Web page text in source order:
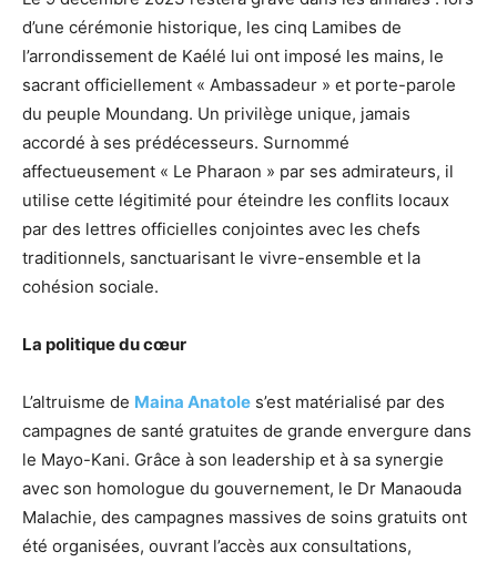
d’une cérémonie historique, les cinq Lamibes de
l’arrondissement de Kaélé lui ont imposé les mains, le
sacrant officiellement « Ambassadeur » et porte-parole
du peuple Moundang. Un privilège unique, jamais
accordé à ses prédécesseurs. Surnommé
affectueusement « Le Pharaon » par ses admirateurs, il
utilise cette légitimité pour éteindre les conflits locaux
par des lettres officielles conjointes avec les chefs
traditionnels, sanctuarisant le vivre-ensemble et la
cohésion sociale.
La politique du cœur
L’altruisme de Maina Anatole s’est matérialisé par des
campagnes de santé gratuites de grande envergure dans
le Mayo-Kani. Grâce à son leadership et à sa synergie
avec son homologue du gouvernement, le Dr Manaouda
Malachie, des campagnes massives de soins gratuits ont
été organisées, ouvrant l’accès aux consultations,